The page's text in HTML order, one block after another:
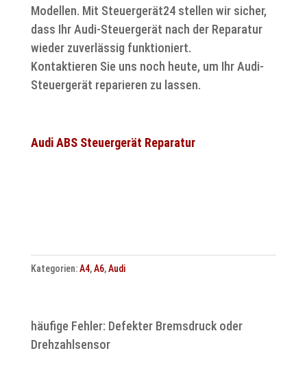
Modellen. Mit Steuergerät24 stellen wir sicher,
dass Ihr Audi-Steuergerät nach der Reparatur
wieder zuverlässig funktioniert.
Kontaktieren Sie uns noch heute, um Ihr Audi-
Steuergerät reparieren zu lassen.
Audi ABS Steuergerät Reparatur
Kategorien:A4,A6,Audi
häufige Fehler: Defekter Bremsdruck oder
Drehzahlsensor